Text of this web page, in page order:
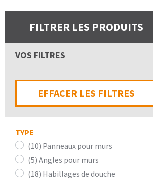
FILTRER LES PRODUITS
VOS FILTRES
EFFACER LES FILTRES
TYPE
(10) Panneaux pour murs
(5) Angles pour murs
(18) Habillages de douche